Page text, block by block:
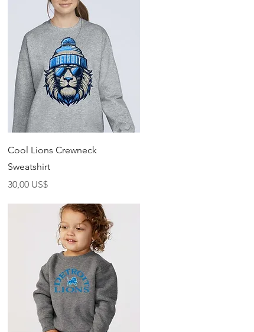
Vista rápida
Cool Lions Crewneck
Sweatshirt
Precio
30,00 US$